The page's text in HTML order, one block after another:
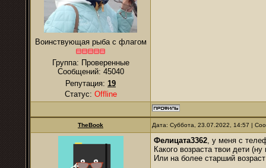
Воинствующая рыба с флагом
Группа: Проверенные
Сообщений: 45040
Репутация: 19
Статус: Offline
TheBook Дата: Суббота, 23.07.2022, 14:57 |
Фелицата3362, у меня с
Какого возраста твои дети
Или на более старший